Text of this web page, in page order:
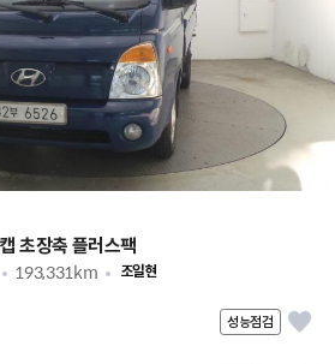
초장축 플러스팩
193,331km 조일현
성능점검